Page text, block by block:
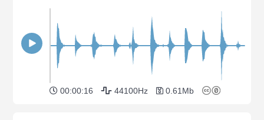
00:00:16 44100Hz 0.61Mb